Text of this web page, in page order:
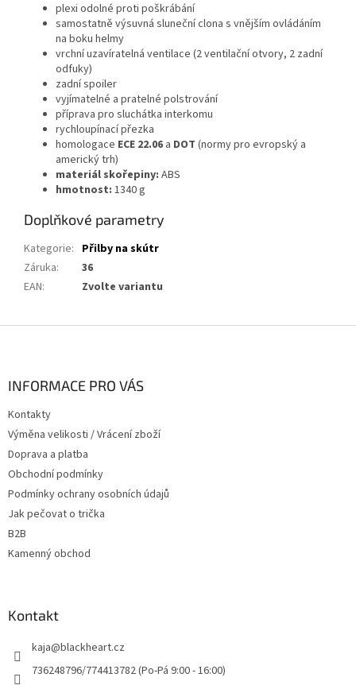
plexi odolné proti poškrábání
samostatně výsuvná sluneční clona s vnějším ovládáním
na boku helmy
vrchní uzavíratelná ventilace (2 ventilační otvory, 2 zadní
odfuky)
zadní spoiler
vyjímatelné a pratelné polstrování
příprava pro sluchátka interkomu
rychloupínací přezka
homologace ECE 22.06 a DOT (normy pro evropský a
americký trh)
materiál skořepiny: ABS
hmotnost: 1340 g
Doplňkové parametry
Kategorie: Přilby na skútr
Záruka:
36
EAN: Zvolte variantu
INFORMACE PRO VÁS
Kontakty
Výměna velikosti / Vrácení zboží
Doprava a platba
Obchodní podmínky
Podmínky ochrany osobních údajů
Jak pečovat o trička
B2B
Kamenný obchod
Kontakt
kaja@blackheart.cz
736248796/774413782 (Po-Pá 9:00 - 16:00)